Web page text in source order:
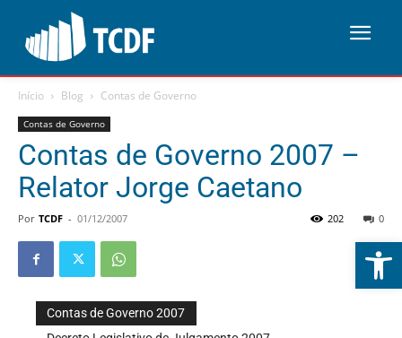
Abrir
Início Blog Contas de Governo
Contas de Governo
Contas de Governo 2007 –
Relator Jorge Caetano
Por TCDF - 01/12/2007 0
202
Contas de Governo 2007